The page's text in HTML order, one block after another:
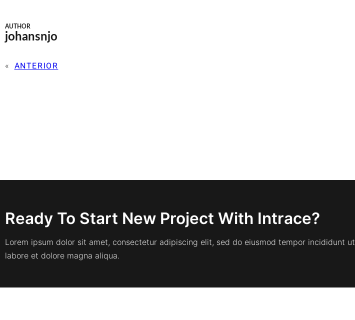
AUTHOR
johansnjo
« ANTERIOR
Ready To Start New Project With Intrace?
Lorem ipsum dolor sit amet, consectetur adipiscing elit, sed do eiusmod tempor incididunt ut
labore et dolore magna aliqua.